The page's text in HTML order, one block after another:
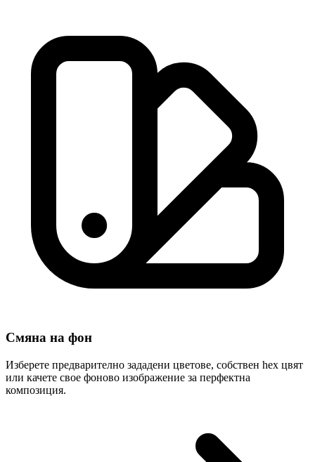
Смяна на фон
Изберете предварително зададени цветове, собствен hex цвят
или качете свое фоново изображение за перфектна
композиция.